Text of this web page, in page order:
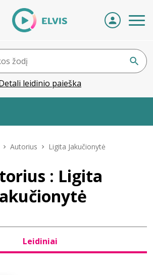
leidinio paieška
Autorius Ligita Jakučionytė
: Ligita
Leidiniai